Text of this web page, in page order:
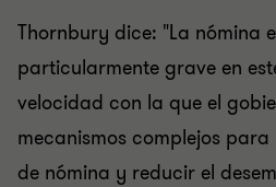
Thornbury dice: "La nómina
particularmente grave en
velocidad con la que el
mecanismos complejos
de nómina y reducir el